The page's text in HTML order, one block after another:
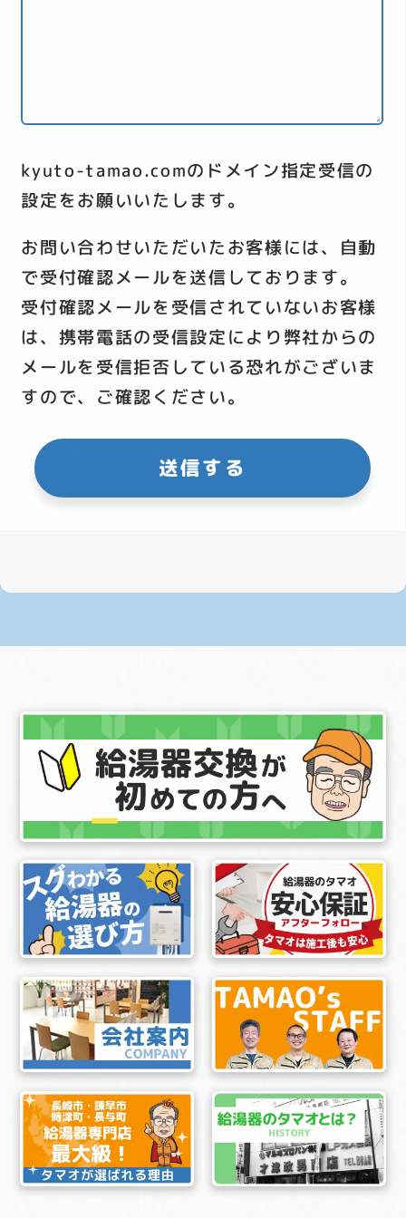
kyuto-tamao.comのドメイン指定受信の
設定をお願いいたします。
お問い合わせいただいたお客様には、自動
で受付確認メールを送信しております。
受付確認メールを受信されていないお客様
は、携帯電話の受信設定により弊社からの
メールを受信拒否している恐れがございま
すので、ご確認ください。